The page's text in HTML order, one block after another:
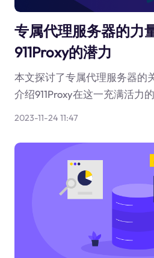
专属代理服务器的力
911Proxy的潜力
本文探讨了专属代理服务器的
介绍911Proxy在这一充满活力
2023-11-24 11:47